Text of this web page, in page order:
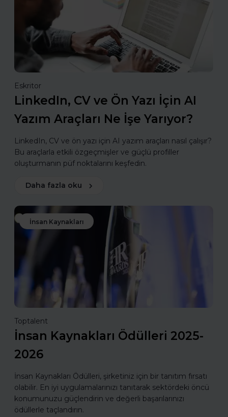
Eskritor
LinkedIn, CV ve Ön Yazı İçin AI
Yazım Araçları Ne İşe Yarıyor?
LinkedIn, CV ve ön yazı için AI yazım araçları nasıl çalışır?
Bu araçlarla etkili özgeçmişler ve güçlü profiller
oluşturmanın püf noktalarını keşfedin.
Daha fazla oku
İnsan Kaynakları
Toptalent
İnsan Kaynakları Ödülleri 2025-
2026
İnsan Kaynakları Ödülleri, şirketiniz için bir tanıtım fırsatı
olabilir. En iyi uygulamalarınızı tanıtarak sektördeki öncü
konumunuzu güçlendirin ve değerli başarılarınızı
ödüllerle taçlandırın.